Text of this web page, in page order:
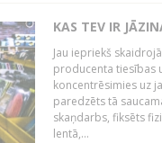
KAS TEV IR
Jau iepriekš
producenta tiesības
koncentrēsimies uz
paredzēts tā
skaņdarbs, fiksēts
lentā,...